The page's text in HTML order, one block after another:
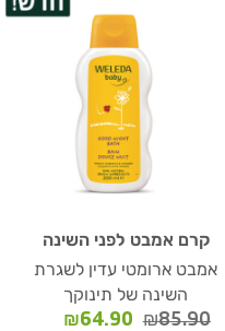
קרם אמבט לפני השינה
אמבט ארומטי עדין לשגרת
השינה של תינוקך
₪85.90
המחיר ₪64.90